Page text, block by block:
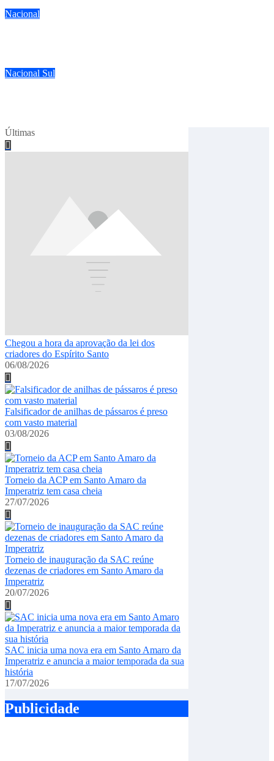
Nacional
Nacional Sul
Últimas
Chegou a hora da aprovação da lei dos
criadores do Espírito Santo
06/08/2026
Falsificador de anilhas de pássaros é preso
com vasto material
03/08/2026
Torneio da ACP em Santo Amaro da
Imperatriz tem casa cheia
27/07/2026
Torneio de inauguração da SAC reúne
dezenas de criadores em Santo Amaro da
Imperatriz
20/07/2026
SAC inicia uma nova era em Santo Amaro da
Imperatriz e anuncia a maior temporada da sua
história
17/07/2026
Publicidade